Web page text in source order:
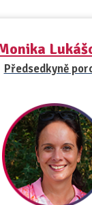
Předsedkyně